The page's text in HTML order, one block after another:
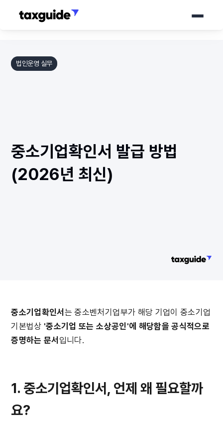
법인운영 실무
중소기업확인서 발급 방법
(2026년 최신)
중소기업확인서 는 중소벤처기업부가 해당 기업이 중소기업
기본법상 '중소기업 또는 소상공인'에 해당함을 공식적으로
증명하는 문서 입니다.
1. 중소기업확인서, 언제 왜 필요할까
요?
바로 상담하기